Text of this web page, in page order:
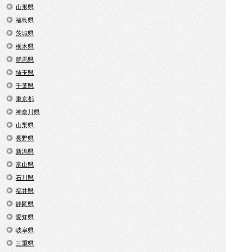
山形県
福島県
茨城県
栃木県
群馬県
埼玉県
千葉県
東京都
神奈川県
山梨県
長野県
新潟県
富山県
石川県
福井県
静岡県
愛知県
岐阜県
三重県